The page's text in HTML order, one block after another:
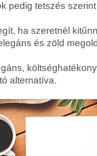
pedig tetszés
ha szeretnél
és zöld
alternatíva.